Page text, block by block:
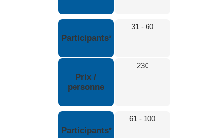
Participants*
31 - 60
Prix /
personne
23€
Participants*
61 - 100